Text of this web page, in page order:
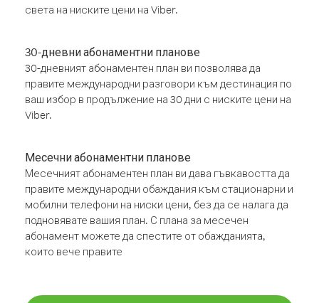
света на ниските цени на Viber.
30-дневни абонаментни планове
30-дневният абонаментен план ви позволява да
правите международни разговори към дестинация по
ваш избор в продължение на 30 дни с ниските цени на
Viber.
Месечни абонаментни планове
Месечният абонаментен план ви дава гъвкавостта да
правите международни обаждания към стационарни и
мобилни телефони на ниски цени, без да се налага да
подновявате вашия план. С плана за месечен
абонамент можете да спестите от обажданията,
които вече правите